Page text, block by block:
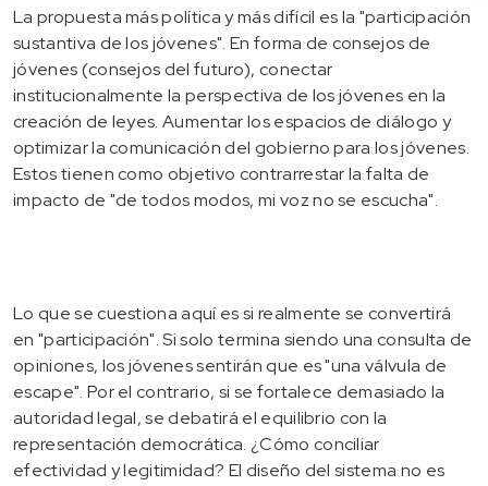
La propuesta más política y más difícil es la "participación
sustantiva de los jóvenes". En forma de consejos de
jóvenes (consejos del futuro), conectar
institucionalmente la perspectiva de los jóvenes en la
creación de leyes. Aumentar los espacios de diálogo y
optimizar la comunicación del gobierno para los jóvenes.
Estos tienen como objetivo contrarrestar la falta de
impacto de "de todos modos, mi voz no se escucha".
Lo que se cuestiona aquí es si realmente se convertirá
en "participación". Si solo termina siendo una consulta de
opiniones, los jóvenes sentirán que es "una válvula de
escape". Por el contrario, si se fortalece demasiado la
autoridad legal, se debatirá el equilibrio con la
representación democrática. ¿Cómo conciliar
efectividad y legitimidad? El diseño del sistema no es